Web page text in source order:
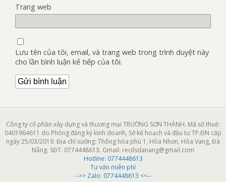
Trang web
Lưu tên của tôi, email, và trang web trong trình duyệt này
cho lần bình luận kế tiếp của tôi.
Công ty cổ phần xây dựng và thương mại TRƯỜNG SƠN THÀNH. Mã số thuế:
0401964611 do Phòng đăng ký kinh doanh, Sở kế hoạch và đầu tư TP.ĐN cấp
ngày 25/03/2019. Địa chỉ xưởng: Thông hòa phú 1, Hòa Nhơn, Hòa Vang, Đà
Nẵng. SĐT: 0774448613. Gmail: recilsdanang@gmail.com
Hotline: 0774448613
Tư vấn miễn phí
-->> Zalo: 0774448613 <<--